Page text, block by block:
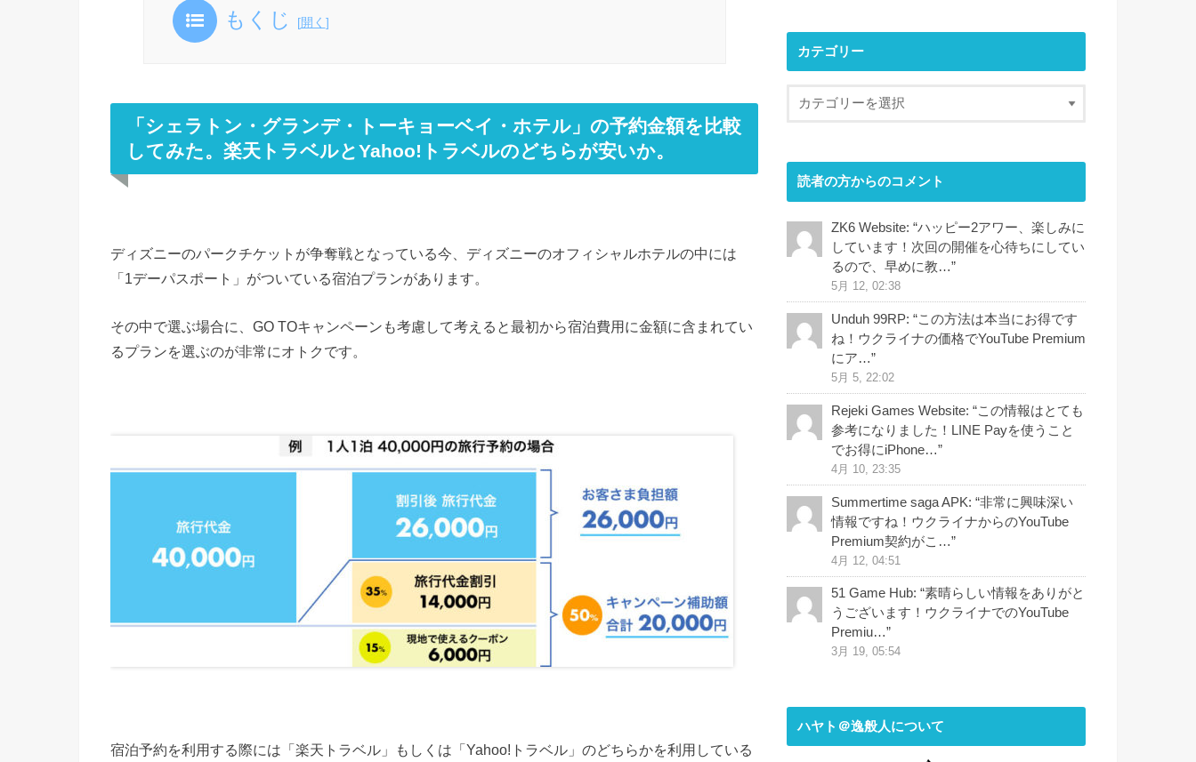
もくじ [開く ]
「シェラトン・グランデ・トーキョーベイ・ホテル」の予約金額を比較
してみた。楽天トラベルとYahoo!トラベルのどちらが安いか。
ディズニーのパークチケットが争奪戦となっている今、ディズニーのオフィシャルホテルの中には
「1デーパスポート」がついている宿泊プランがあります。
その中で選ぶ場合に、GO TOキャンペーンも考慮して考えると最初から宿泊費用に金額に含まれてい
るプランを選ぶのが非常にオトクです。
宿泊予約を利用する際には「楽天トラベル」もしくは「Yahoo!トラベル」のどちらかを利用している
カテゴリー
読者の方からのコメント
ZK6 Website: “ハッピー2アワー、楽しみに
しています！次回の開催を心待ちにしてい
るので、早めに教…”
5月 12, 02:38
Unduh 99RP: “この方法は本当にお得です
ね！ウクライナの価格でYouTube Premium
にア…”
5月 5, 22:02
Rejeki Games Website: “この情報はとても
参考になりました！LINE Payを使うこと
でお得にiPhone…”
4月 10, 23:35
Summertime saga APK: “非常に興味深い
情報ですね！ウクライナからのYouTube
Premium契約がこ…”
4月 12, 04:51
51 Game Hub: “素晴らしい情報をありがと
うございます！ウクライナでのYouTube
Premiu…”
3月 19, 05:54
ハヤト＠逸般人について